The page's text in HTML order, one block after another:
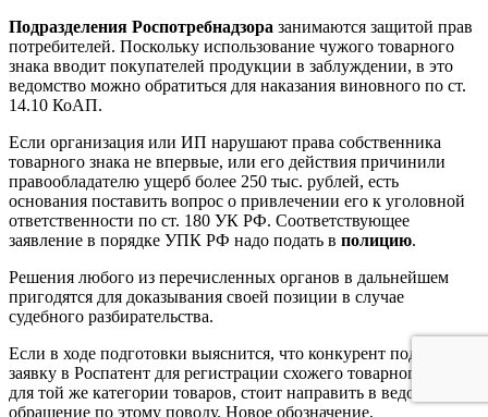
Подразделения Роспотребнадзора занимаются защитой прав
потребителей. Поскольку использование чужого товарного
знака вводит покупателей продукции в заблуждении, в это
ведомство можно обратиться для наказания виновного по ст.
14.10 КоАП.
Если организация или ИП нарушают права собственника
товарного знака не впервые, или его действия причинили
правообладателю ущерб более 250 тыс. рублей, есть
основания поставить вопрос о привлечении его к уголовной
ответственности по ст. 180 УК РФ. Соответствующее
заявление в порядке УПК РФ надо подать в полицию.
Решения любого из перечисленных органов в дальнейшем
пригодятся для доказывания своей позиции в случае
судебного разбирательства.
Если в ходе подготовки выяснится, что конкурент подал
заявку в Роспатент для регистрации схожего товарного знака
для той же категории товаров, стоит направить в ведомство
обращение по этому поводу. Новое обозначение,